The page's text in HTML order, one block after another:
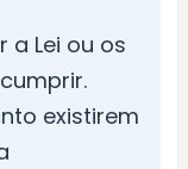
a Lei ou os
existirem